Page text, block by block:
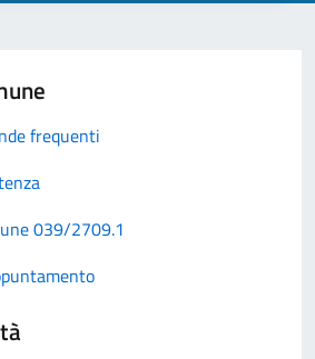
frequenti
039/2709.1